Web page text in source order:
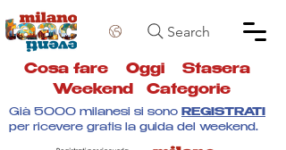
Search
Cosa fare Oggi Stasera
Weekend
Categorie
Già 5000 milanesi si sono REGISTRATI
per ricevere gratis la guida del weekend.